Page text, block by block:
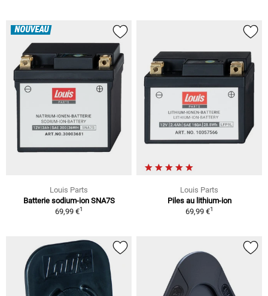
NOUVEAU
Louis Parts
Batterie sodium-ion SNA7S
69,99 €1
Louis Parts
Piles au lithium-ion
69,99 €1